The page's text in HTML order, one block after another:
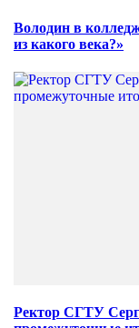
Володин в
из какого века?»
Ректор СГТУ